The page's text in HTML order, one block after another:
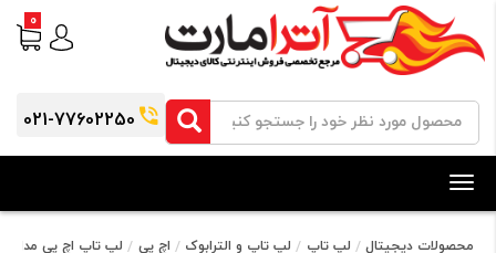
021-77602250
0
Toggle
navigation
محصولات دیجیتال لپ تاپ لپ تاپ و الترابوک اچ پی لپ تاپ اچ پی مدل 15-bs193nia گرافیک 4 گیگابایت